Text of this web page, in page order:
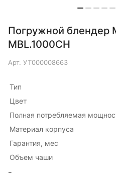
Погружной блендер
MBL.1000CH
Арт. УТ000008663
Тип
Цвет
Полная потребляемая
Материал корпуса
Гарантия, мес
Объем чаши